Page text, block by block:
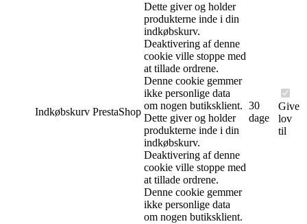
Indkøbskurv PrestaShop
Dette giver og holder
produkterne inde i din
indkøbskurv.
Deaktivering af denne
cookie ville stoppe med
at tillade ordrene.
Denne cookie gemmer
ikke personlige data
om nogen butiksklient.
Dette giver og holder
produkterne inde i din
indkøbskurv.
Deaktivering af denne
cookie ville stoppe med
at tillade ordrene.
Denne cookie gemmer
ikke personlige data
om nogen butiksklient.
30
dage
Give
lov
til